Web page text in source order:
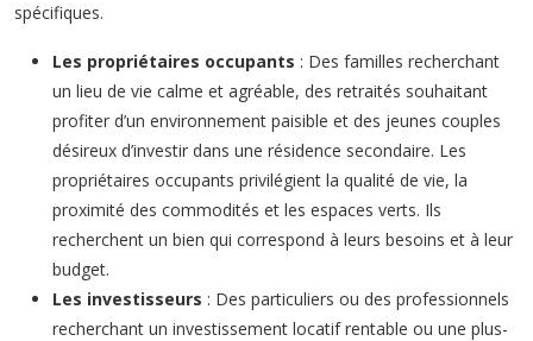
spécifiques.
Les propriétaires occupants : Des familles recherchant
un lieu de vie calme et agréable, des retraités souhaitant
profiter d’un environnement paisible et des jeunes couples
désireux d’investir dans une résidence secondaire. Les
propriétaires occupants privilégient la qualité de vie, la
proximité des commodités et les espaces verts. Ils
recherchent un bien qui correspond à leurs besoins et à leur
budget.
Les investisseurs : Des particuliers ou des professionnels
recherchant un investissement locatif rentable ou une plus-